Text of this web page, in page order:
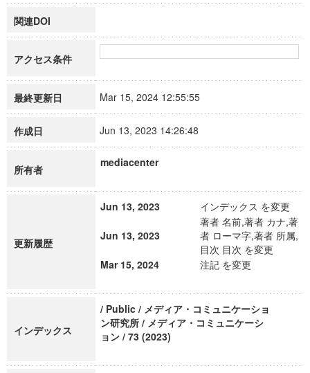
関連DOI
アクセス条件
最終更新日 Mar 15, 2024 12:55:55
作成日 Jun 13, 2023 14:26:48
所有者
mediacenter
更新履歴
Jun 13, 2023 インデックス を変更
Jun 13, 2023
著者 名前,著者 カナ,著
者 ローマ字,著者 所属,
目次 目次 を変更
Mar 15, 2024
注記 を変更
インデックス
/ Public / メディア・コミュニケーショ
ン研究所 / メディア・コミュニケーシ
ョン / 73 (2023)